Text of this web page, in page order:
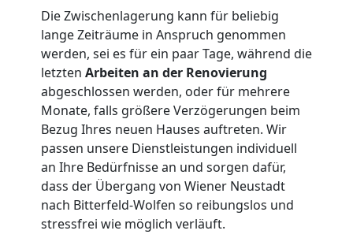
Die Zwischenlagerung kann für beliebig
lange Zeiträume in Anspruch genommen
werden, sei es für ein paar Tage, während die
letzten Arbeiten an der Renovierung
abgeschlossen werden, oder für mehrere
Monate, falls größere Verzögerungen beim
Bezug Ihres neuen Hauses auftreten. Wir
passen unsere Dienstleistungen individuell
an Ihre Bedürfnisse an und sorgen dafür,
dass der Übergang von Wiener Neustadt
nach Bitterfeld-Wolfen so reibungslos und
stressfrei wie möglich verläuft.
Wiener
Neustadt
Vereinsumzug
Wiener
Neustadt